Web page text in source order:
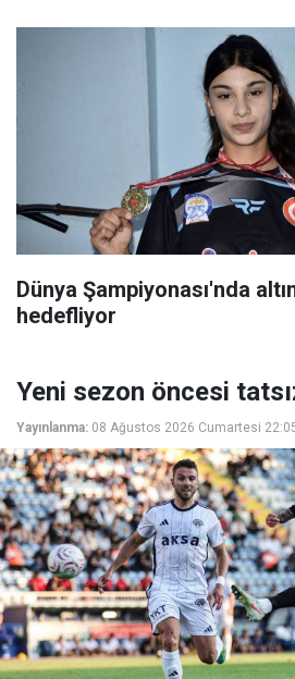
Dünya Şampiyonası'nda
hedefliyor
Yeni sezon öncesi
Yayınlanma: 08 Ağustos 2026 Cumartesi